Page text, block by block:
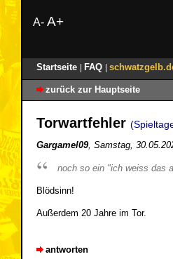
A- A+
Startseite FAQ
zurück zur Hauptseite
Torwartfehler
Gargamel09, Samstag,
noch so ein "ich weiss das
Blödsinn!
Außerdem 20 Jahre im Tor.
antworten